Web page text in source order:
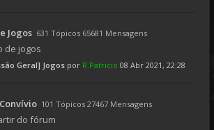
Jogos 631 Tópicos 65681 Mensagens
de jogos
Geral] Jogos por R.Patricio 08 Abr 2021, 22:28
101 Tópicos 27467 Mensagens
do fórum